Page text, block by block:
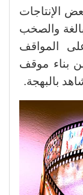
الإنتاجات
والصخب
المواقف
بناء موقف
بالبهجة.